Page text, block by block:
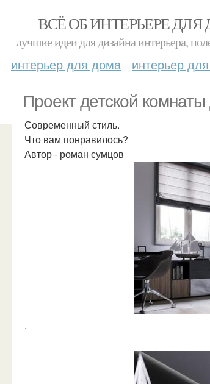
ВСЁ ОБ ИНТЕРЬЕРЕ
лучшие идеи для дизайна интерьера,
интерьер для дома интерьер
Проект детской
Современный стиль.
Что вам понравилось?
Автор - роман сумцов
.